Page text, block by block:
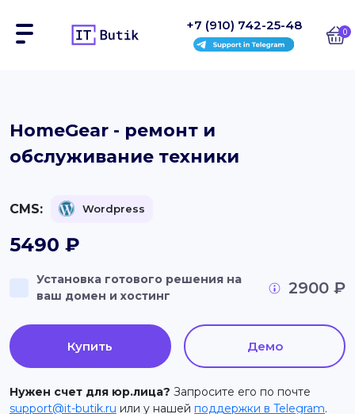
Интернет-магазины
Блог
Контакты
+7 (910) 742-25-48 0
HomeGear - ремонт и
обслуживание техники
CMS: Wordpress
5490 ₽
Установка готового решения на
ваш домен и хостинг
2900 ₽
Купить Демо
Нужен счет для юр.лица? Запросите его по почте
support@it-butik.ru или у нашей поддержки в Telegram.